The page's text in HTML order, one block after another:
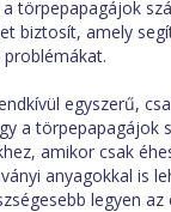
törpepapagájok
biztosít, amely
egyszerű,
a törpepapagájok
amikor csak
anyagokkal is
legyen az